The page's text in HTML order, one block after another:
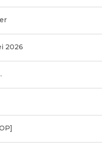
2026